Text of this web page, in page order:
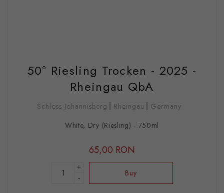
50° Riesling Trocken - 2025 -
Rheingau QbA
Schloss Johannisberg Rheingau
Germany
White, Dry (Riesling) - 750ml
65,00 RON
+
-
Buy